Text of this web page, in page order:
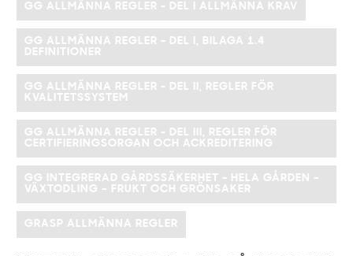
GG ALLMÄNNA REGLER - DEL I ALLMÄNNA KRAV
GG ALLMÄNNA REGLER - DEL I, BILAGA 1.4
DEFINITIONER
GG ALLMÄNNA REGLER - DEL II, REGLER FÖR
KVALITETSSYSTEM
GG ALLMÄNNA REGLER - DEL III, REGLER FÖR
CERTIFIERINGSORGAN OCH ACKREDITERING
GG INTEGRERAD GÅRDSSÄKERHET - HELA GÅRDEN –
VÄXTODLING – FRUKT OCH GRÖNSAKER
GRASP ALLMÄNNA REGLER